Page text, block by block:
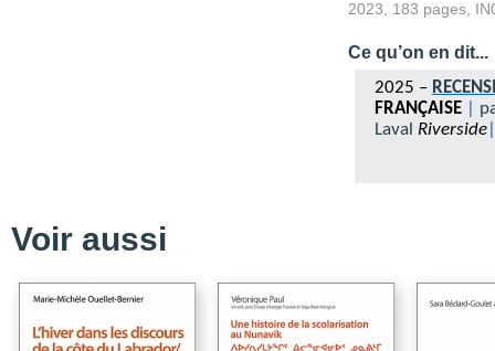
2023, 183 pages,
Ce qu’on en dit...
2025 –
FRANÇAISE
Laval
Riverside
Voir aussi